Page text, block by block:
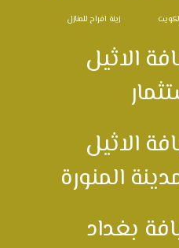
زينة افراح للمنازل
الاثيل
الاثيل
المنورة
بغداد